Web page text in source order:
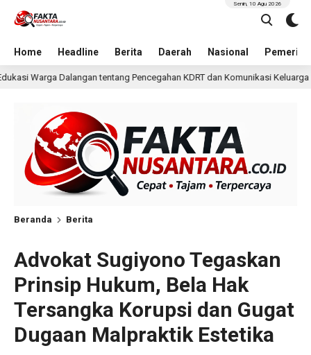
Home Headline Berita Daerah Nasional
Senin, 10 Agu 2026
KDRT dan Komunikasi Keluarga 2 hari lalu KKN
Beranda Berita
Advokat Sugiyono Tegaskan
Prinsip Hukum, Bela Hak
Tersangka Korupsi dan Gugat
Dugaan Malpraktik Estetika